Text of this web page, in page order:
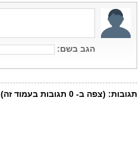
הגב בשם:
תגובות: (צפה ב- 0 תגובות בעמוד זה)